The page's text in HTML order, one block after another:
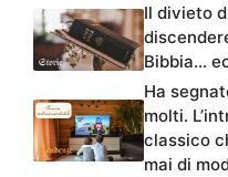
Il divieto
Bibbia…
Ha
molti.
classico
mai di